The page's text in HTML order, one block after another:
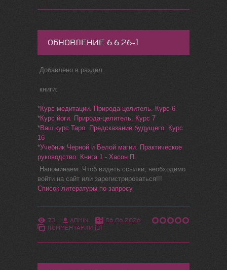
ОБНОВЛЕНИЕ 6.6.26-1
Добавлено в раздел
книги:
*Курс медитации. Природа-целитель. Курс 6
*Курс йоги. Природа-целитель. Курс 7
*Ваш курс Таро. Предсказание будущего. Курс
16
*Учебник Черной и Белой магии. Практическое
руководство. Книга 1 - Хасон П.
Напоминаем: Чтоб видеть ссылки, необходимо
войти на сайт или зарегистрироваться!!!
Список литературы по запросу
70 ADMIN
06.06.2026
КОММЕНТАРИИ (0)